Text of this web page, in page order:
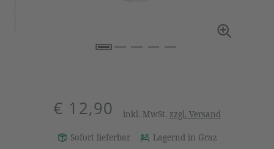
€ 12,90 inkl. MwSt. zzgl. Versand
Sofort lieferbar Lagernd in Graz